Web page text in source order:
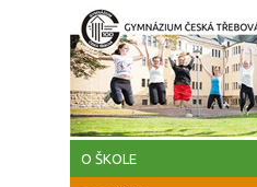
Přejít k hlavnímu obsahu
O ŠKOLE